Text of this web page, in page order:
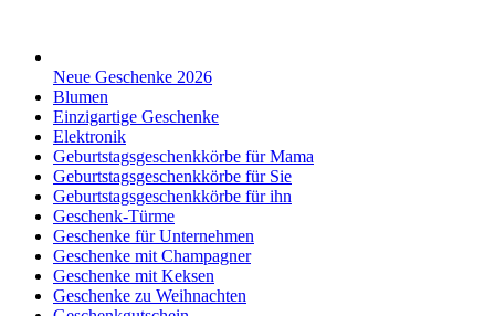
Neue Geschenke 2026
Blumen
Einzigartige Geschenke
Elektronik
Geburtstagsgeschenkkörbe für Mama
Geburtstagsgeschenkkörbe für Sie
Geburtstagsgeschenkkörbe für ihn
Geschenk-Türme
Geschenke für Unternehmen
Geschenke mit Champagner
Geschenke mit Keksen
Geschenke zu Weihnachten